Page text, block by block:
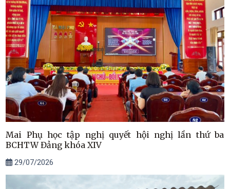
Mai Phụ học tập nghị quyết hội nghị lần thứ ba
BCHTW Đảng khóa XIV
29/07/2026